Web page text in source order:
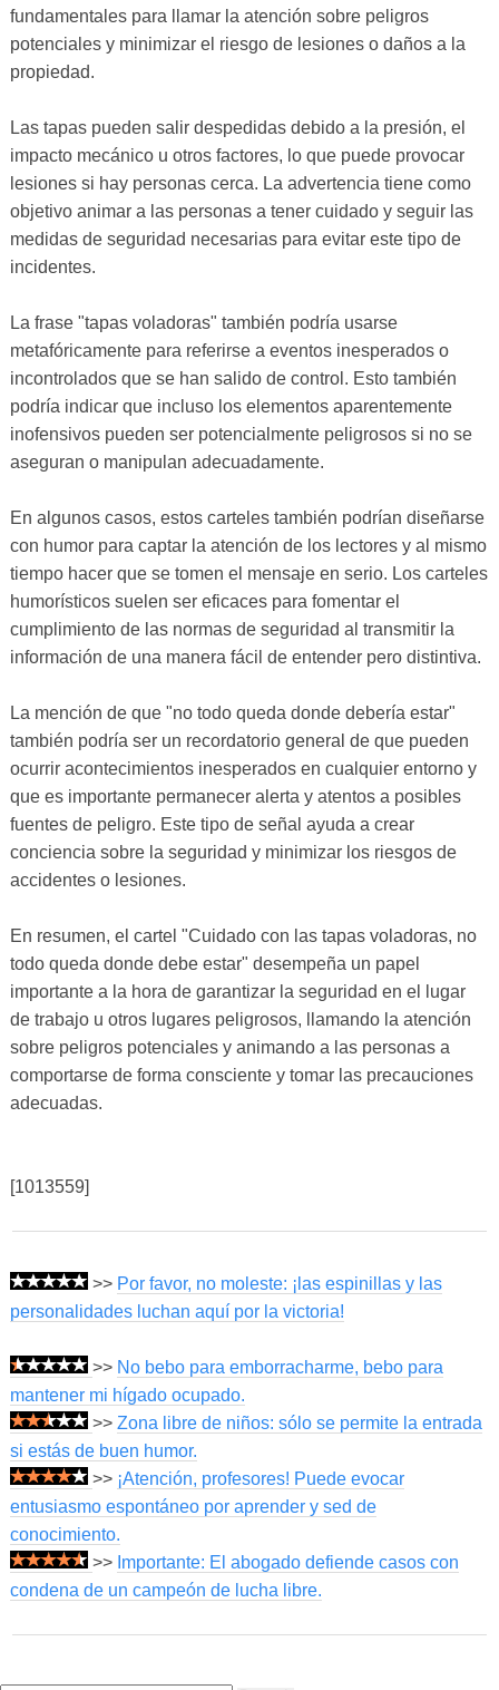
fundamentales para llamar la atención sobre peligros
potenciales y minimizar el riesgo de lesiones o daños a la
propiedad.
Las tapas pueden salir despedidas debido a la presión, el
impacto mecánico u otros factores, lo que puede provocar
lesiones si hay personas cerca. La advertencia tiene como
objetivo animar a las personas a tener cuidado y seguir las
medidas de seguridad necesarias para evitar este tipo de
incidentes.
La frase "tapas voladoras" también podría usarse
metafóricamente para referirse a eventos inesperados o
incontrolados que se han salido de control. Esto también
podría indicar que incluso los elementos aparentemente
inofensivos pueden ser potencialmente peligrosos si no se
aseguran o manipulan adecuadamente.
En algunos casos, estos carteles también podrían diseñarse
con humor para captar la atención de los lectores y al mismo
tiempo hacer que se tomen el mensaje en serio. Los carteles
humorísticos suelen ser eficaces para fomentar el
cumplimiento de las normas de seguridad al transmitir la
información de una manera fácil de entender pero distintiva.
La mención de que "no todo queda donde debería estar"
también podría ser un recordatorio general de que pueden
ocurrir acontecimientos inesperados en cualquier entorno y
que es importante permanecer alerta y atentos a posibles
fuentes de peligro. Este tipo de señal ayuda a crear
conciencia sobre la seguridad y minimizar los riesgos de
accidentes o lesiones.
En resumen, el cartel "Cuidado con las tapas voladoras, no
todo queda donde debe estar" desempeña un papel
importante a la hora de garantizar la seguridad en el lugar
de trabajo u otros lugares peligrosos, llamando la atención
sobre peligros potenciales y animando a las personas a
comportarse de forma consciente y tomar las precauciones
adecuadas.
[1013559]
>> Por favor, no moleste: ¡las espinillas y las
personalidades luchan aquí por la victoria!
>> No bebo para emborracharme, bebo para
mantener mi hígado ocupado.
>> Zona libre de niños: sólo se permite la entrada
si estás de buen humor.
>> ¡Atención, profesores! Puede evocar
entusiasmo espontáneo por aprender y sed de
conocimiento.
>> Importante: El abogado defiende casos con
condena de un campeón de lucha libre.